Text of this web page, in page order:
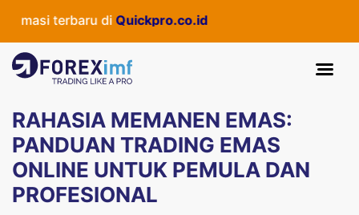
diQuickpro.co.id
RAHASIA MEMANEN EMAS:
PANDUAN TRADING EMAS
ONLINE UNTUK PEMULA DAN
PROFESIONAL